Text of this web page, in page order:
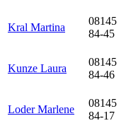
Kral Martina
08145
84-45
Kunze Laura
08145
84-46
Loder Marlene
08145
84-17